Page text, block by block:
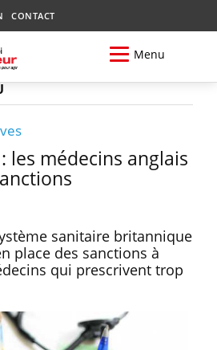
CONTACT
Menu
les médecins anglais
sanitaire britannique
place des sanctions à
qui prescrivent trop